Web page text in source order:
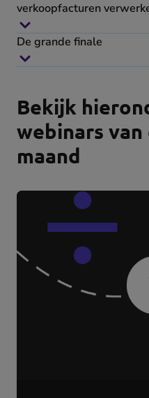
verkoopfacturen
De grande finale
Bekijk
webinars
maand